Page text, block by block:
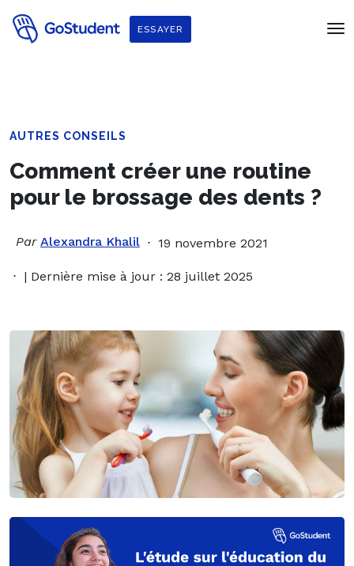
ESSAYER
AUTRES CONSEILS
Comment créer une routine
pour le brossage des dents ?
Par Alexandra Khalil 19 novembre 2021
| Dernière mise à jour : 28 juillet 2025